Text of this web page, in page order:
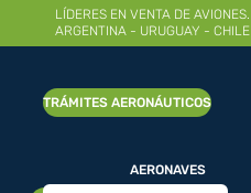
LÍDERES EN VENTA DE AVIONES.
ARGENTINA - URUGUAY - CHILE
TRÁMITES AERONÁUTICOS
AERONAVES
MUY BUENO